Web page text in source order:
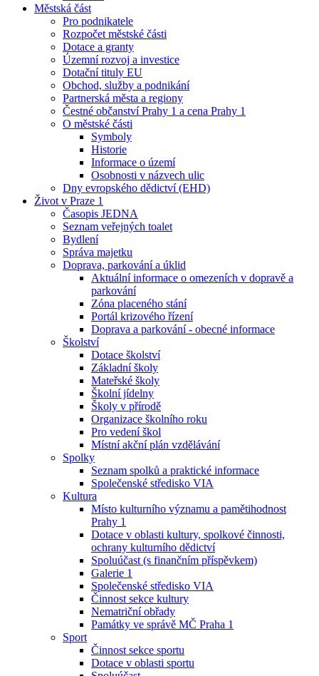
Městská část
Pro podnikatele
Rozpočet městské části
Dotace a granty
Územní rozvoj a investice
Dotační tituly EU
Obchod, služby a podnikání
Partnerská města a regiony
Čestné občanství Prahy 1 a cena Prahy 1
O městské části
Symboly
Historie
Informace o území
Osobnosti v názvech ulic
Dny evropského dědictví (EHD)
Život v Praze 1
Časopis JEDNA
Seznam veřejných toalet
Bydlení
Správa majetku
Doprava, parkování a úklid
Aktuální informace o omezeních v dopravě a
parkování
Zóna placeného stání
Portál krizového řízení
Doprava a parkování - obecné informace
Školství
Dotace školství
Základní školy
Mateřské školy
Školní jídelny
Školy v přírodě
Organizace školního roku
Pro vedení škol
Místní akční plán vzdělávání
Spolky
Seznam spolků a praktické informace
Společenské středisko VIA
Kultura
Místo kulturního významu a pamětihodnost
Prahy 1
Dotace v oblasti kultury, spolkové činnosti,
ochrany kulturního dědictví
Spoluúčast (s finančním příspěvkem)
Galerie 1
Společenské středisko VIA
Činnost sekce kultury
Nematriční obřady
Památky ve správě MČ Praha 1
Sport
Činnost sekce sportu
Dotace v oblasti sportu